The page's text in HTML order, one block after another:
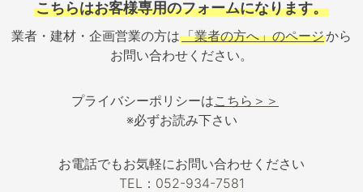
こちらはお客様専用のフォームになります。
業者・建材・企画営業の方は「業者の方へ」のページから
お問い合わせください。
プライバシーポリシーはこちら＞＞
※必ずお読み下さい
お電話でもお気軽にお問い合わせください
TEL：052-934-7581